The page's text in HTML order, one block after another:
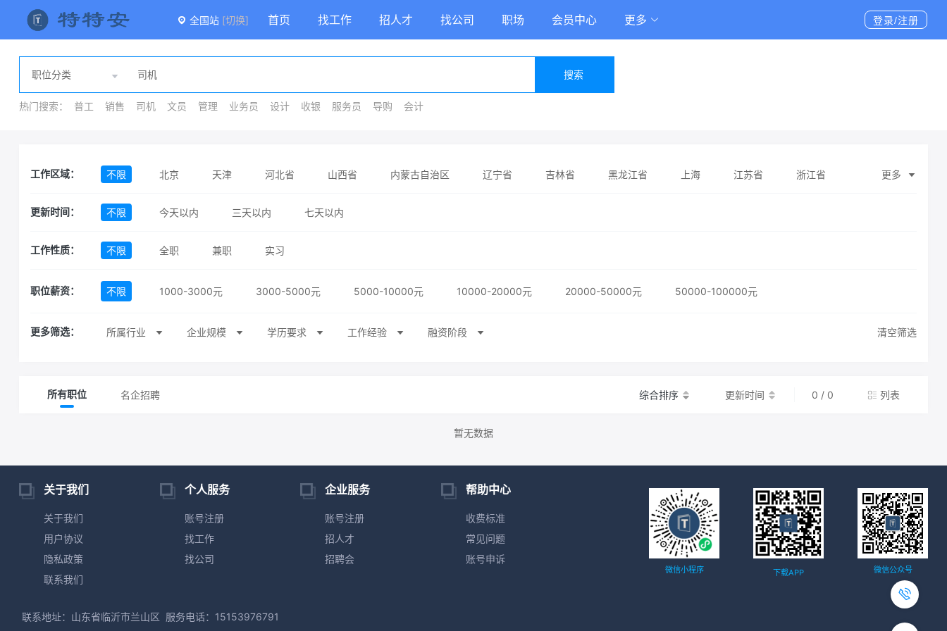
全国站 [切换] 首页 找工作 招人才 找公司 职场 会员中心 更多 登录/注册
搜索
热门搜索： 普工 销售 司机 文员 管理 业务员 设计 收银 服务员 导购 会计
工作区域： 不限 北京 天津 河北省 山西省 内蒙古自治区 辽宁省 吉林省 黑龙江省 上海 江苏省 浙江省
安徽省 福建省 江西省 山东省
贵州省 云南省 西藏自治区
澳门特别行政区
更多
更新时间： 不限 今天以内 三天以内 七天以内
工作性质： 不限 全职 兼职 实习
职位薪资： 不限 1000-3000元 3000-5000元 5000-10000元 10000-20000元 20000-50000元 50000-100000元
更多筛选： 所属行业 企业规模 学历要求 工作经验 融资阶段 清空筛选
所有职位 名企招聘 综合排序 更新时间 0 / 0 列表
暂无数据
关于我们
关于我们
用户协议
隐私政策
联系我们
个人服务
账号注册
找工作
找公司
企业服务
账号注册
招人才
招聘会
帮助中心
收费标准
常见问题
账号申诉
微信小程序 下载APP 微信公众号
联系地址：山东省临沂市兰山区 服务电话：15153976791